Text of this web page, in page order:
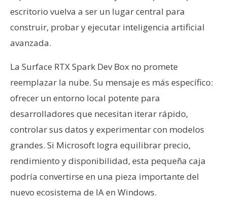
escritorio vuelva a ser un lugar central para
construir, probar y ejecutar inteligencia artificial
avanzada.
La Surface RTX Spark Dev Box no promete
reemplazar la nube. Su mensaje es más específico:
ofrecer un entorno local potente para
desarrolladores que necesitan iterar rápido,
controlar sus datos y experimentar con modelos
grandes. Si Microsoft logra equilibrar precio,
rendimiento y disponibilidad, esta pequeña caja
podría convertirse en una pieza importante del
nuevo ecosistema de IA en Windows.